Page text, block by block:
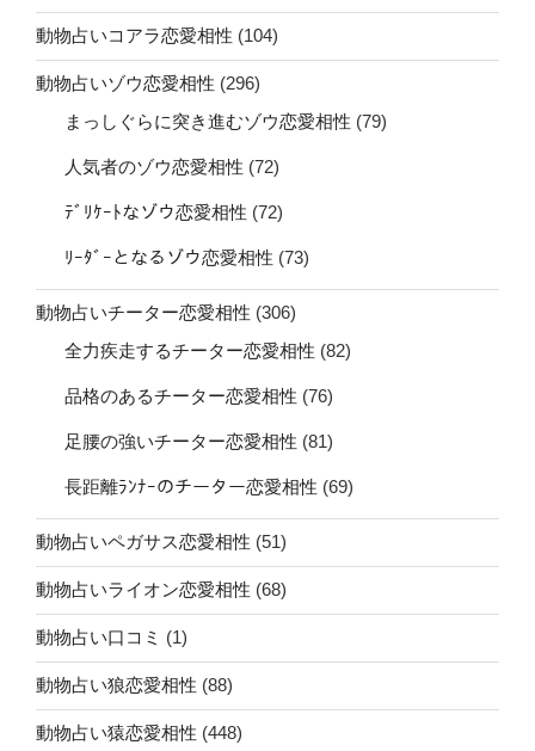
動物占いコアラ恋愛相性 (104)
動物占いゾウ恋愛相性 (296)
まっしぐらに突き進むゾウ恋愛相性 (79)
人気者のゾウ恋愛相性 (72)
ﾃﾞﾘｹｰﾄなゾウ恋愛相性 (72)
ﾘｰﾀﾞｰとなるゾウ恋愛相性 (73)
動物占いチーター恋愛相性 (306)
全力疾走するチーター恋愛相性 (82)
品格のあるチーター恋愛相性 (76)
足腰の強いチーター恋愛相性 (81)
長距離ﾗﾝﾅｰのチーター恋愛相性 (69)
動物占いペガサス恋愛相性 (51)
動物占いライオン恋愛相性 (68)
動物占い口コミ (1)
動物占い狼恋愛相性 (88)
動物占い猿恋愛相性 (448)